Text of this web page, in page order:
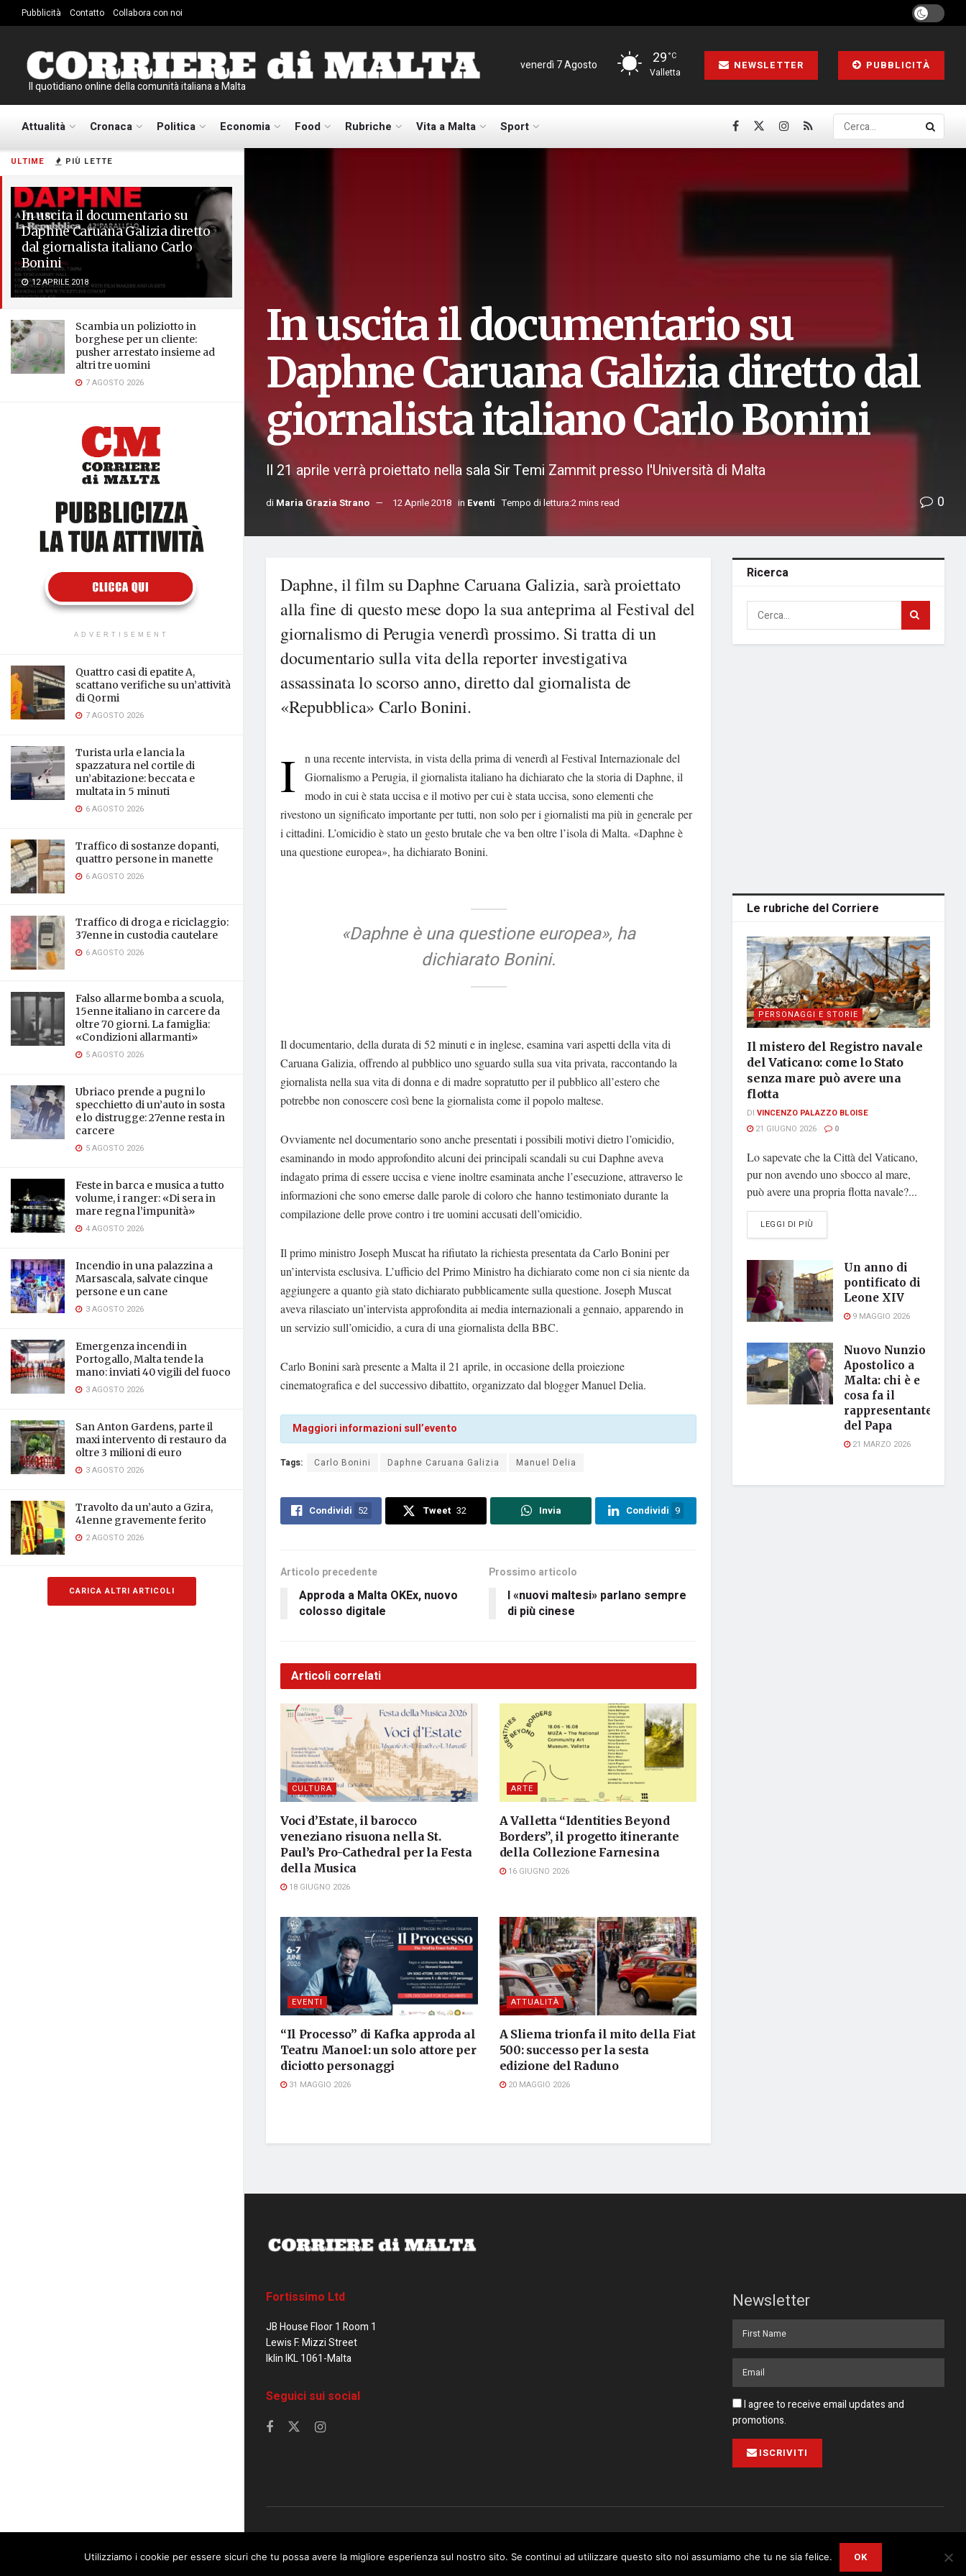
ULTIME PIÙ LETTE
In uscita il documentario su
Daphne Caruana Galizia diretto
dal giornalista italiano Carlo
Bonini
12 APRILE 2018
Scambia un poliziotto in
borghese per un cliente:
pusher arrestato insieme ad
altri tre uomini
7 AGOSTO 2026
ADVERTISEMENT
Quattro casi di epatite A,
scattano verifiche su un’attività
di Qormi
7 AGOSTO 2026
Turista urla e lancia la
spazzatura nel cortile di
un’abitazione: beccata e
multata in 5 minuti
6 AGOSTO 2026
Traffico di sostanze dopanti,
quattro persone in manette
6 AGOSTO 2026
Traffico di droga e riciclaggio:
37enne in custodia cautelare
6 AGOSTO 2026
Falso allarme bomba a scuola,
15enne italiano in carcere da
oltre 70 giorni. La famiglia:
«Condizioni allarmanti»
5 AGOSTO 2026
Ubriaco prende a pugni lo
specchietto di un’auto in sosta
e lo distrugge: 27enne resta in
carcere
5 AGOSTO 2026
Feste in barca e musica a tutto
volume, i ranger: «Di sera in
mare regna l’impunità»
4 AGOSTO 2026
Incendio in una palazzina a
Marsascala, salvate cinque
persone e un cane
3 AGOSTO 2026
Emergenza incendi in
Portogallo, Malta tende la
mano: inviati 40 vigili del fuoco
3 AGOSTO 2026
San Anton Gardens, parte il
maxi intervento di restauro da
oltre 3 milioni di euro
3 AGOSTO 2026
Travolto da un’auto a Gzira,
41enne gravemente ferito
2 AGOSTO 2026
CARICA ALTRI ARTICOLI
Pubblicità Contatto Collabora con noi
Il quotidiano online della comunità italiana a Malta
venerdì 7 Agosto 29°C
Valletta
NEWSLETTER PUBBLICITÀ
Attualità Cronaca Politica Economia Food Rubriche Vita a Malta Sport
In uscita il documentario su
Daphne Caruana Galizia diretto dal
giornalista italiano Carlo Bonini
Il 21 aprile verrà proiettato nella sala Sir Temi Zammit presso l'Università di Malta
di Maria Grazia Strano 12 Aprile 2018 in Eventi Tempo di lettura:2 mins read 0
Daphne, il film su Daphne Caruana Galizia, sarà proiettato
alla fine di questo mese dopo la sua anteprima al Festival del
giornalismo di Perugia venerdì prossimo. Si tratta di un
documentario sulla vita della reporter investigativa
assassinata lo scorso anno, diretto dal giornalista de
«Repubblica» Carlo Bonini.
I
n una recente intervista, in vista della prima di venerdì al Festival Internazionale del
Giornalismo a Perugia, il giornalista italiano ha dichiarato che la storia di Daphne, il
modo in cui è stata uccisa e il motivo per cui è stata uccisa, sono elementi che
rivestono un significato importante per tutti, non solo per i giornalisti ma più in generale per
i cittadini. L’omicidio è stato un gesto brutale che va ben oltre l’isola di Malta. «Daphne è
una questione europea», ha dichiarato Bonini.
«Daphne è una questione europea», ha
dichiarato Bonini.
Il documentario, della durata di 52 minuti e in inglese, esamina vari aspetti della vita di
Caruana Galizia, offrendo al pubblico uno sguardo sulla sua vita privata, raccontando la
giornalista nella sua vita di donna e di madre sopratutto per il pubblico all’estero che
potrebbe non conoscere così bene la giornalista come il popolo maltese.
Ovviamente nel documentario sono anche presentati i possibili motivi dietro l’omicidio,
esaminando in modo approfondito alcuni dei principali scandali su cui Daphne aveva
indagato prima di essere uccisa e viene inoltre esaminata anche l’esecuzione, attraverso le
informazioni che sono emerse dalle parole di coloro che hanno testimoniato durante la
compilazione delle prove contro i tre uomini accusati dell’omicidio.
Il primo ministro Joseph Muscat ha rifiutato la richiesta presentata da Carlo Bonini per
un’intervista esclusiva. L’ufficio del Primo Ministro ha dichiarato come non ci sia niente da
aggiungere a quanto già stato dichiarato pubblicamente sulla questione. Joseph Muscat
aveva rilasciato un’intervista approfondita ai media internazionali a gennaio, apparendo in
un servizio sull’omicidio, a cura di una giornalista della BBC.
Carlo Bonini sarà presente a Malta il 21 aprile, in occasione della proiezione
cinematografica e del successivo dibattito, organizzato dal blogger Manuel Delia.
Maggiori informazioni sull’evento
Tags: Carlo Bonini Daphne Caruana Galizia Manuel Delia
Condividi 52 Tweet 32 Invia Condividi 9
Articolo precedente
Approda a Malta OKEx, nuovo
colosso digitale
Prossimo articolo
I «nuovi maltesi» parlano sempre
di più cinese
Articoli correlati
CULTURA
Voci d’Estate, il barocco
veneziano risuona nella St.
Paul’s Pro-Cathedral per la Festa
della Musica
18 GIUGNO 2026
ARTE
A Valletta “Identities Beyond
Borders”, il progetto itinerante
della Collezione Farnesina
16 GIUGNO 2026
EVENTI
“Il Processo” di Kafka approda al
Teatru Manoel: un solo attore per
diciotto personaggi
31 MAGGIO 2026
ATTUALITÀ
A Sliema trionfa il mito della Fiat
500: successo per la sesta
edizione del Raduno
20 MAGGIO 2026
Ricerca
Le rubriche del Corriere
PERSONAGGI E STORIE
Il mistero del Registro navale
del Vaticano: come lo Stato
senza mare può avere una
flotta
DI VINCENZO PALAZZO BLOISE
21 GIUGNO 2026
0
Lo sapevate che la Città del Vaticano,
pur non avendo uno sbocco al mare,
può avere una propria flotta navale?...
LEGGI DI PIÙ
Un anno di
pontificato di
Leone XIV
9 MAGGIO 2026
Nuovo Nunzio
Apostolico a
Malta: chi è e
cosa fa il
rappresentante
del Papa
21 MARZO 2026
Fortissimo Ltd
JB House Floor 1 Room 1
Lewis F. Mizzi Street
Iklin IKL 1061-Malta
Seguici sui social
Newsletter
I agree to receive email updates and
promotions.
ISCRIVITI
Pubblicità Collabora con noi Contatto Privacy Policy
© 2023 Corriere di Malta / Fortissimo Ltd
This website uses cookies. By continuing to use this website you are giving consent to cookies being used. Visit ourPrivacy and Cookie Policy. I Agree
Utilizziamo i cookie per essere sicuri che tu possa avere la migliore esperienza sul nostro sito. Se continui ad utilizzare questo sito noi assumiamo che tu ne sia felice. OK